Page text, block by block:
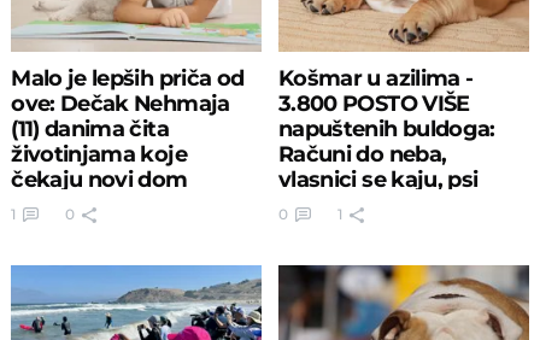
Malo je lepših priča od
ove: Dečak Nehmaja
(11) danima čita
životinjama koje
čekaju novi dom
1 0
Košmar u azilima -
3.800 POSTO VIŠE
napuštenih buldoga:
Računi do neba,
vlasnici se kaju, psi
pate
0 1